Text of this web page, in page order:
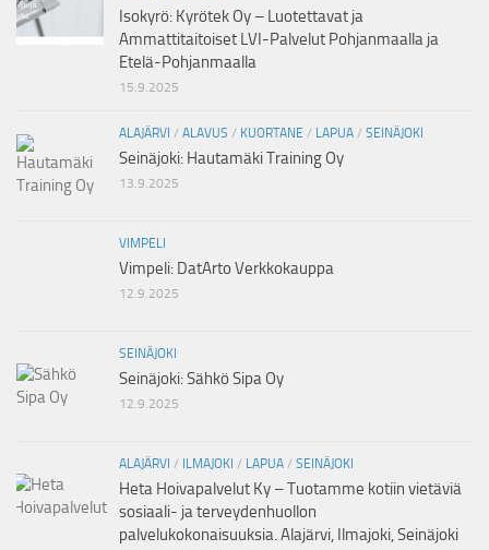
Isokyrö: Kyrötek Oy – Luotettavat ja
Ammattitaitoiset LVI-Palvelut Pohjanmaalla ja
Etelä-Pohjanmaalla
15.9.2025
ALAJÄRVI / ALAVUS / KUORTANE / LAPUA / SEINÄJOKI
Seinäjoki: Hautamäki Training Oy
13.9.2025
VIMPELI
Vimpeli: DatArto Verkkokauppa
12.9.2025
SEINÄJOKI
Seinäjoki: Sähkö Sipa Oy
12.9.2025
ALAJÄRVI / ILMAJOKI / LAPUA / SEINÄJOKI
Heta Hoivapalvelut Ky – Tuotamme kotiin vietäviä
sosiaali- ja terveydenhuollon
palvelukokonaisuuksia. Alajärvi, Ilmajoki, Seinäjoki